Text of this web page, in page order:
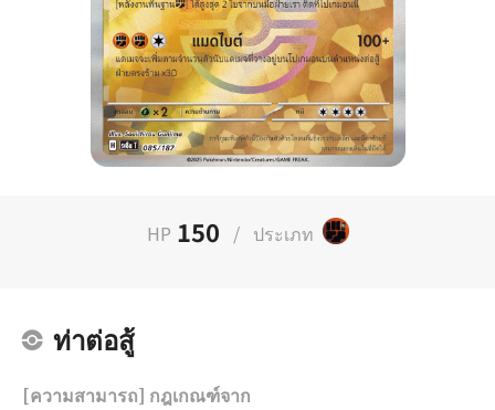
HP 150 / ประเภท
ท่าต่อสู้
[ความสามารถ] กฎเกณฑ์จาก